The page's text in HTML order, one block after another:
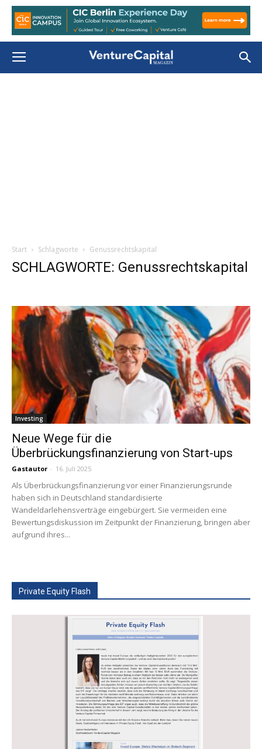
Start Schlagworte Genussrechtskapital
SCHLAGWORTE: Genussrechtskapital
Investing
Neue Wege für die
Überbrückungsfinanzierung von Start-ups
Gastautor - 16. Juli 2025
Als Überbrückungsfinanzierung vor einer Finanzierungsrunde
haben sich in Deutschland standardisierte
Wandeldarlehensverträge eingebürgert. Sie vermeiden eine
Bewertungsdiskussion im Zeitpunkt der Finanzierung, bringen aber
aufgrund ihres...
Private Equity Flash